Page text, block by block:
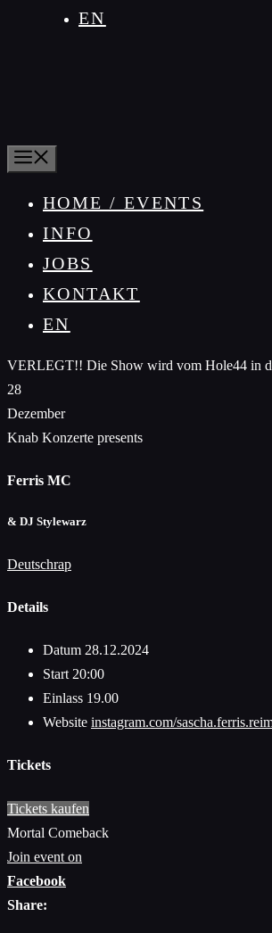
EN
HOME / EVENTS
INFO
JOBS
KONTAKT
EN
VERLEGT!! Die Show wird vom Hole44 in
28
Dezember
Knab Konzerte presents
Ferris MC
& DJ Stylewarz
Deutschrap
Details
Datum 28.12.2024
Start 20:00
Einlass 19.00
Website instagram.com/
Tickets
Tickets kaufen
Mortal Comeback
Join event on
Facebook
Share: